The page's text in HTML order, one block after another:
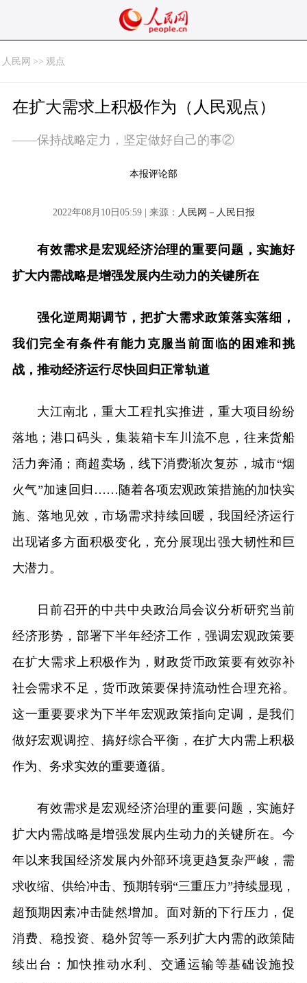
人民网 >> 观点
在扩大需求上积极作为（人民观点）
——保持战略定力，坚定做好自己的事②
本报评论部
2022年08月10日05:59 | 来源： 人民网－人民日报
有效需求是宏观经济治理的重要问题，实施好
扩大内需战略是增强发展内生动力的关键所在
强化逆周期调节，把扩大需求政策落实落细，
我们完全有条件有能力克服当前面临的困难和挑
战，推动经济运行尽快回归正常轨道
大江南北，重大工程扎实推进，重大项目纷纷
落地；港口码头，集装箱卡车川流不息，往来货船
活力奔涌；商超卖场，线下消费渐次复苏，城市“烟
火气”加速回归……随着各项宏观政策措施的加快实
施、落地见效，市场需求持续回暖，我国经济运行
出现诸多方面积极变化，充分展现出强大韧性和巨
大潜力。
日前召开的中共中央政治局会议分析研究当前
经济形势，部署下半年经济工作，强调宏观政策要
在扩大需求上积极作为，财政货币政策要有效弥补
社会需求不足，货币政策要保持流动性合理充裕。
这一重要要求为下半年宏观政策指向定调，是我们
做好宏观调控、搞好综合平衡，在扩大内需上积极
作为、务求实效的重要遵循。
有效需求是宏观经济治理的重要问题，实施好
扩大内需战略是增强发展内生动力的关键所在。今
年以来我国经济发展内外部环境更趋复杂严峻，需
求收缩、供给冲击、预期转弱“三重压力”持续显现，
超预期因素冲击陡然增加。面对新的下行压力，促
消费、稳投资、稳外贸等一系列扩大内需的政策陆
续出台：加快推动水利、交通运输等基础设施投